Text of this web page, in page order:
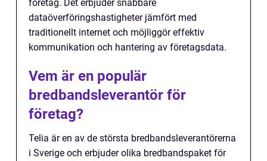
företag. Det erbjuder snabbare
dataöverföringshastigheter jämfört med
traditionellt internet och möjliggör effektiv
kommunikation och hantering av företagsdata.
Vem är en populär
bredbandsleverantör för
företag?
Telia är en av de största bredbandsleverantörerna
i Sverige och erbjuder olika bredbandspaket för